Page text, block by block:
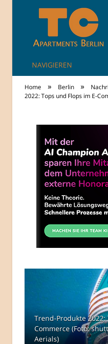
NAVIGIEREN
Home » Berlin »
2022: Tops und Flops im E-
Trend-Produkte
Commerce (Foto:
Aerials)